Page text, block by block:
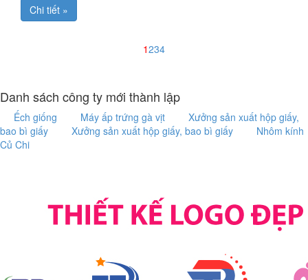
Chi tiết »
1234
Danh sách công ty mới thành lập
Ếch giống Máy ấp trứng gà vịt
Xưởng sản xuất hộp giấy,
bao bì giấy
Xưởng sản xuất hộp giấy, bao bì giấy
Nhôm kính
Củ Chi